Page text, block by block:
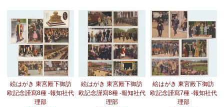
絵はがき 東宮殿下御訪
欧記念謹寫8種 -報知社代
理部
絵はがき 東宮殿下御訪
欧記念謹寫8種 -報知社代
理部
絵はがき 東宮殿下御訪
欧記念謹寫7種 -報知社代
理部